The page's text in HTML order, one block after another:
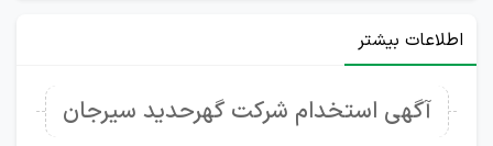
اطلاعات بیشتر
آگهی استخدام شرکت گهرحدید سیرجان